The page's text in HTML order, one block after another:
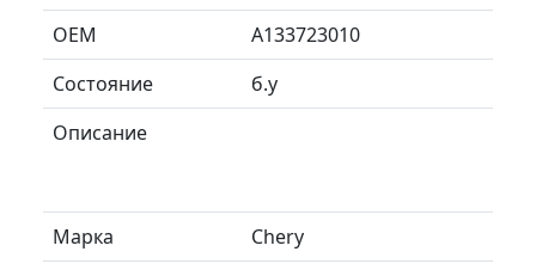
ОЕМ
A133723010
Состояние
б.у
Описание
Марка
Chery